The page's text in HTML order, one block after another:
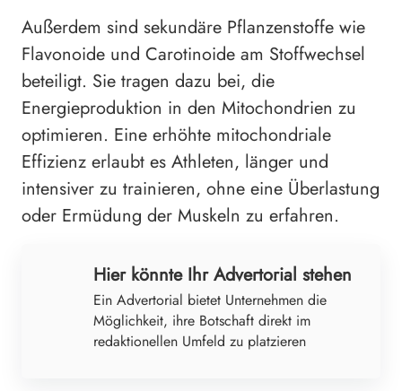
Außerdem sind sekundäre Pflanzenstoffe wie
Flavonoide und Carotinoide am Stoffwechsel
beteiligt. Sie tragen dazu bei, die
Energieproduktion in den Mitochondrien zu
optimieren. Eine erhöhte mitochondriale
Effizienz erlaubt es Athleten, länger und
intensiver zu trainieren, ohne eine Überlastung
oder Ermüdung der Muskeln zu erfahren.
Hier könnte Ihr Advertorial stehen
Ein Advertorial bietet Unternehmen die
Möglichkeit, ihre Botschaft direkt im
redaktionellen Umfeld zu platzieren